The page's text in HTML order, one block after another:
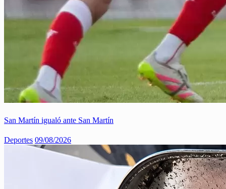
San Martín igualó ante San Martín
Deportes 09/08/2026